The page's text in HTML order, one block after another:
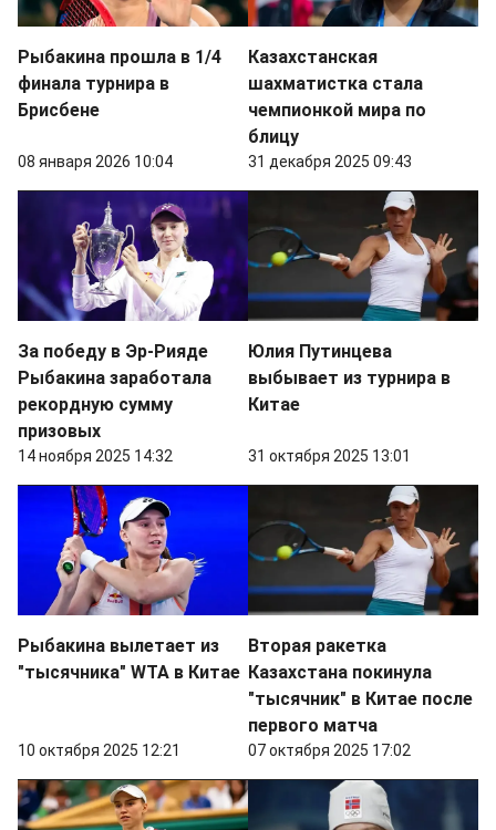
Рыбакина прошла в 1/4
финала турнира в
Брисбене
08 января 2026 10:04
Казахстанская
шахматистка стала
чемпионкой мира по
блицу
31 декабря 2025 09:43
За победу в Эр-Рияде
Рыбакина заработала
рекордную сумму
призовых
14 ноября 2025 14:32
Юлия Путинцева
выбывает из турнира в
Китае
31 октября 2025 13:01
Рыбакина вылетает из
"тысячника" WTA в Китае
10 октября 2025 12:21
Вторая ракетка
Казахстана покинула
"тысячник" в Китае после
первого матча
07 октября 2025 17:02